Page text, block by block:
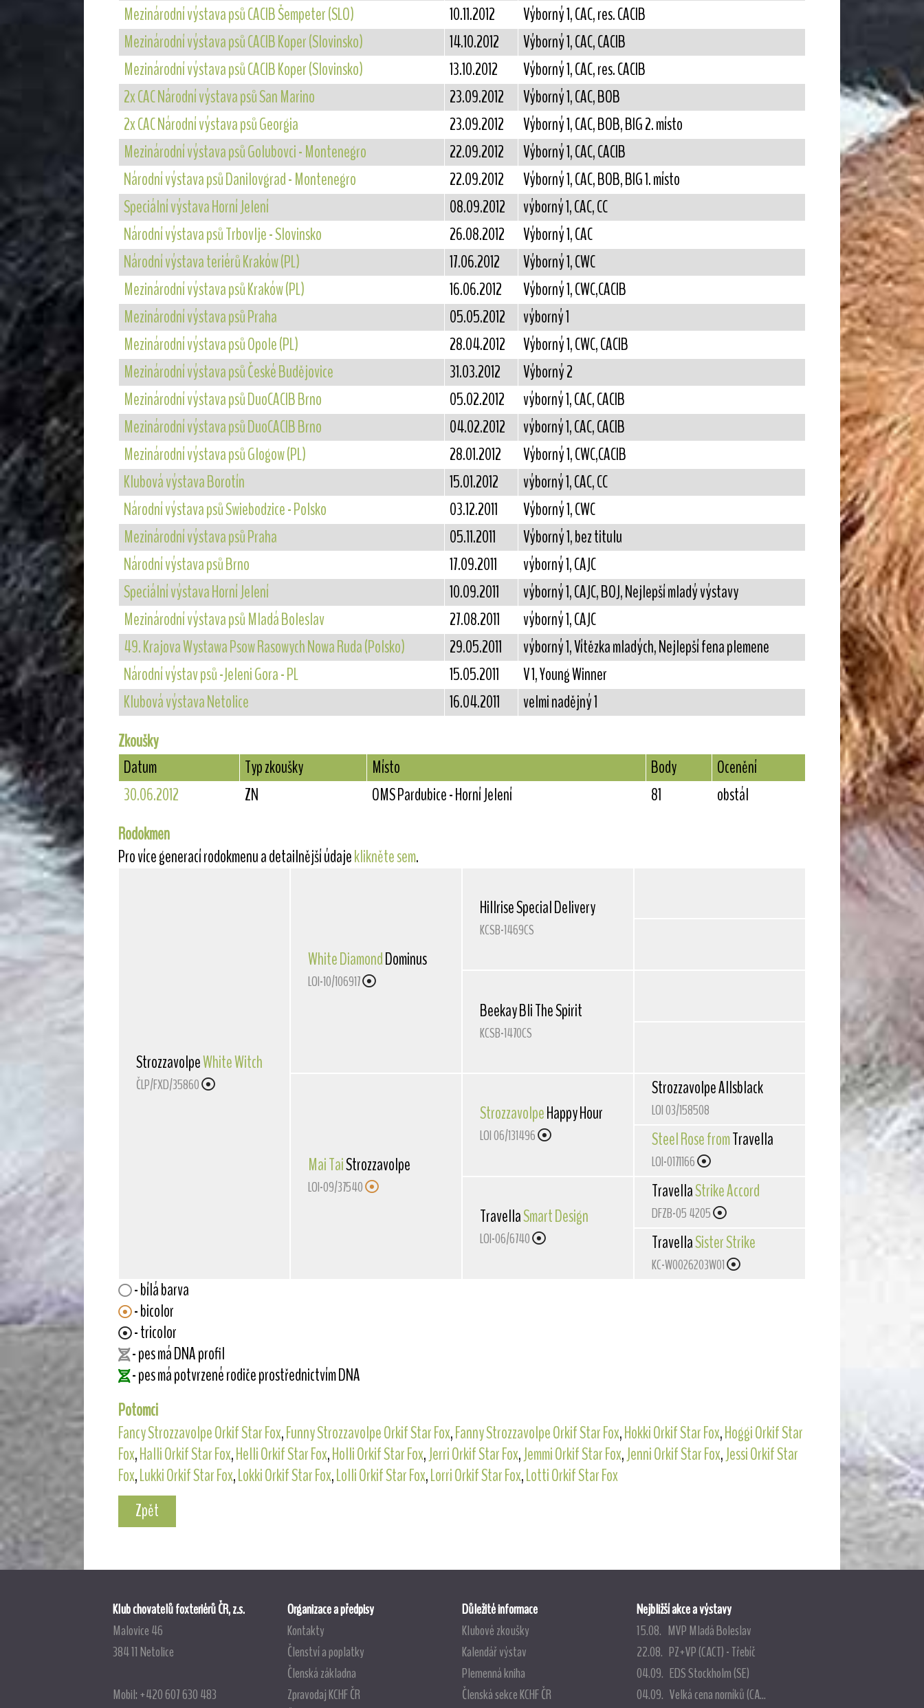
Mezinárodní výstava psů CACIB Šempeter (SLO)
10.11.2012
Výborný 1, CAC, res. CACIB
Mezinárodní výstava psů CACIB Koper (Slovinsko)
14.10.2012
Výborný 1, CAC, CACIB
Mezinárodní výstava psů CACIB Koper (Slovinsko)
13.10.2012
Výborný 1, CAC, res. CACIB
2x CAC Národní výstava psů San Marino
23.09.2012
Výborný 1, CAC, BOB
2x CAC Národní výstava psů Georgia
23.09.2012
Výborný 1, CAC, BOB, BIG 2. místo
Mezinárodní výstava psů Golubovci - Montenegro
22.09.2012
Výborný 1, CAC, CACIB
Národní výstava psů Danilovgrad - Montenegro
22.09.2012
Výborný 1, CAC, BOB, BIG 1. místo
Speciální výstava Horní Jelení
08.09.2012
výborný 1, CAC, CC
Národní výstava psů Trbovlje - Slovinsko
26.08.2012
Výborný 1, CAC
Národní výstava teriérů Kraków (PL)
17.06.2012
Výborný 1, CWC
Mezinárodní výstava psů Kraków (PL)
16.06.2012
Výborný 1, CWC,CACIB
Mezinárodní výstava psů Praha
05.05.2012
výborný 1
Mezinárodní výstava psů Opole (PL)
28.04.2012
Výborný 1, CWC, CACIB
Mezinárodní výstava psů České Budějovice
31.03.2012
Výborný 2
Mezinárodní výstava psů DuoCACIB Brno
05.02.2012
výborný 1, CAC, CACIB
Mezinárodní výstava psů DuoCACIB Brno
04.02.2012
výborný 1, CAC, CACIB
Mezinárodní výstava psů Glogow (PL)
28.01.2012
Výborný 1, CWC,CACIB
Klubová výstava Borotín
15.01.2012
výborný 1, CAC, CC
Národní výstava psů Swiebodzice - Polsko
03.12.2011
Výborný 1, CWC
Mezinárodní výstava psů Praha
05.11.2011
Výborný 1, bez titulu
Národní výstava psů Brno
17.09.2011
výborný 1, CAJC
Speciální výstava Horní Jelení
10.09.2011
výborný 1, CAJC, BOJ, Nejlepší mladý výstavy
Mezinárodní výstava psů Mladá Boleslav
27.08.2011
výborný 1, CAJC
49. Krajova Wystawa Psow Rasowych Nowa Ruda (Polsko)
29.05.2011
výborný 1, Vítězka mladých, Nejlepší fena plemene
Národní výstav psů -Jeleni Gora - PL
15.05.2011
V 1, Young Winner
Klubová výstava Netolice
16.04.2011
velmi nadějný 1
Zkoušky
Datum
Typ zkoušky Místo Body
Ocenění
30.06.2012
ZN OMS Pardubice - Horní Jelení 81
obstál
Rodokmen
Pro více generací rodokmenu a detailnější údajeklikněte sem.
StrozzavolpeWhite Witch
ČLP/FXD/35860
White DiamondDominus
LOI-10/106917
Mai TaiStrozzavolpe
LOI-09/37540
Hillrise Special Delivery
KCSB-1469CS
Beekay Bli The Spirit
KCSB-1470CS
StrozzavolpeHappy Hour
LOI 06/131496
TravellaSmart Design
LOI-06/6740
Strozzavolpe Allsblack
LOI 03/158508
Steel Rose fromTravella
LOI-0171166
TravellaStrike Accord
DFZB-05 4205
TravellaSister Strike
KC-W0026203W01
- bílá barva
- bicolor
- tricolor
- pes má DNA profil
- pes má potvrzené rodiče prostřednictvím DNA
Potomci
Fancy Strozzavolpe Orkif Star Fox,Funny Strozzavolpe Orkif Star Fox,Fanny Strozzavolpe Orkif Star Fox,Hokki Orkif Star Fox,Hoggi Orkif Star
Fox,Halli Orkif Star Fox,Helli Orkif Star Fox,Holli Orkif Star Fox,Jerri Orkif Star Fox,Jemmi Orkif Star Fox,Jenni Orkif Star Fox,Jessi Orkif Star
Fox,Lukki Orkif Star Fox,Lokki Orkif Star Fox,Lolli Orkif Star Fox,Lorri Orkif Star Fox,Lotti Orkif Star Fox
Zpět
Klub chovatelů foxteriérů ČR, z.s.
Malovice 46
384 11 Netolice
Mobil: +420 607 630 483
Organizace a předpisy
Kontakty
Členství a poplatky
Členská základna
Zpravodaj KCHF ČR
Důležité informace
Klubové zkoušky
Kalendář výstav
Plemenná kniha
Členská sekce KCHF ČR
Nejbližší akce a výstavy
15.08. MVP Mladá Boleslav
22.08. PZ+VP (CACT) - Třebíč
04.09. EDS Stockholm (SE)
04.09. Velká cena norníků (CA...